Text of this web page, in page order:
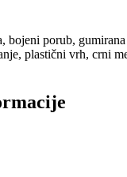
bojeni porub,
plastični vrh, crni